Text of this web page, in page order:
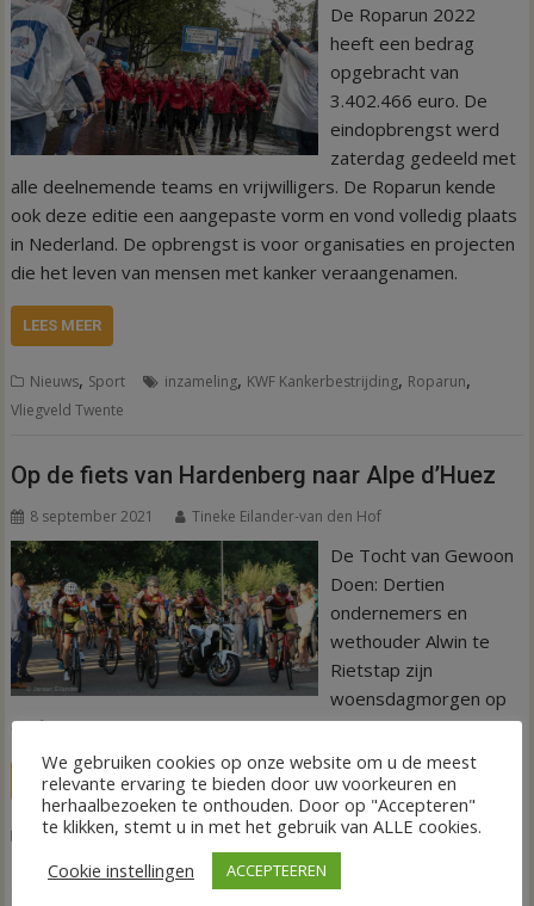
De Roparun 2022
heeft een bedrag
opgebracht van
3.402.466 euro. De
eindopbrengst werd
zaterdag gedeeld met
alle deelnemende teams en vrijwilligers. De Roparun kende
ook deze editie een aangepaste vorm en vond volledig plaats
in Nederland. De opbrengst is voor organisaties en projecten
die het leven van mensen met kanker veraangenamen.
LEES MEER
Nieuws, Sport inzameling, KWF Kankerbestrijding, Roparun,
Vliegveld Twente
Op de fiets van Hardenberg naar Alpe d’Huez
8 september 2021 Tineke Eilander-van den Hof
De Tocht van Gewoon
Doen: Dertien
ondernemers en
wethouder Alwin te
Rietstap zijn
woensdagmorgen op
de fiets vertrokken naar Alpe d’Huez.
LEES MEER
Nieuws,Sport Alpe d'Huez,Alwin te Rietstap ,De Tocht van
Gewoon Doen,Dutch Cancer Society,Fietstocht
We gebruiken cookies op onze website om u de meest
relevante ervaring te bieden door uw voorkeuren en
herhaalbezoeken te onthouden. Door op "Accepteren"
te klikken, stemt u in met het gebruik van ALLE cookies.
Cookie instellingen
ACCEPTEEREN